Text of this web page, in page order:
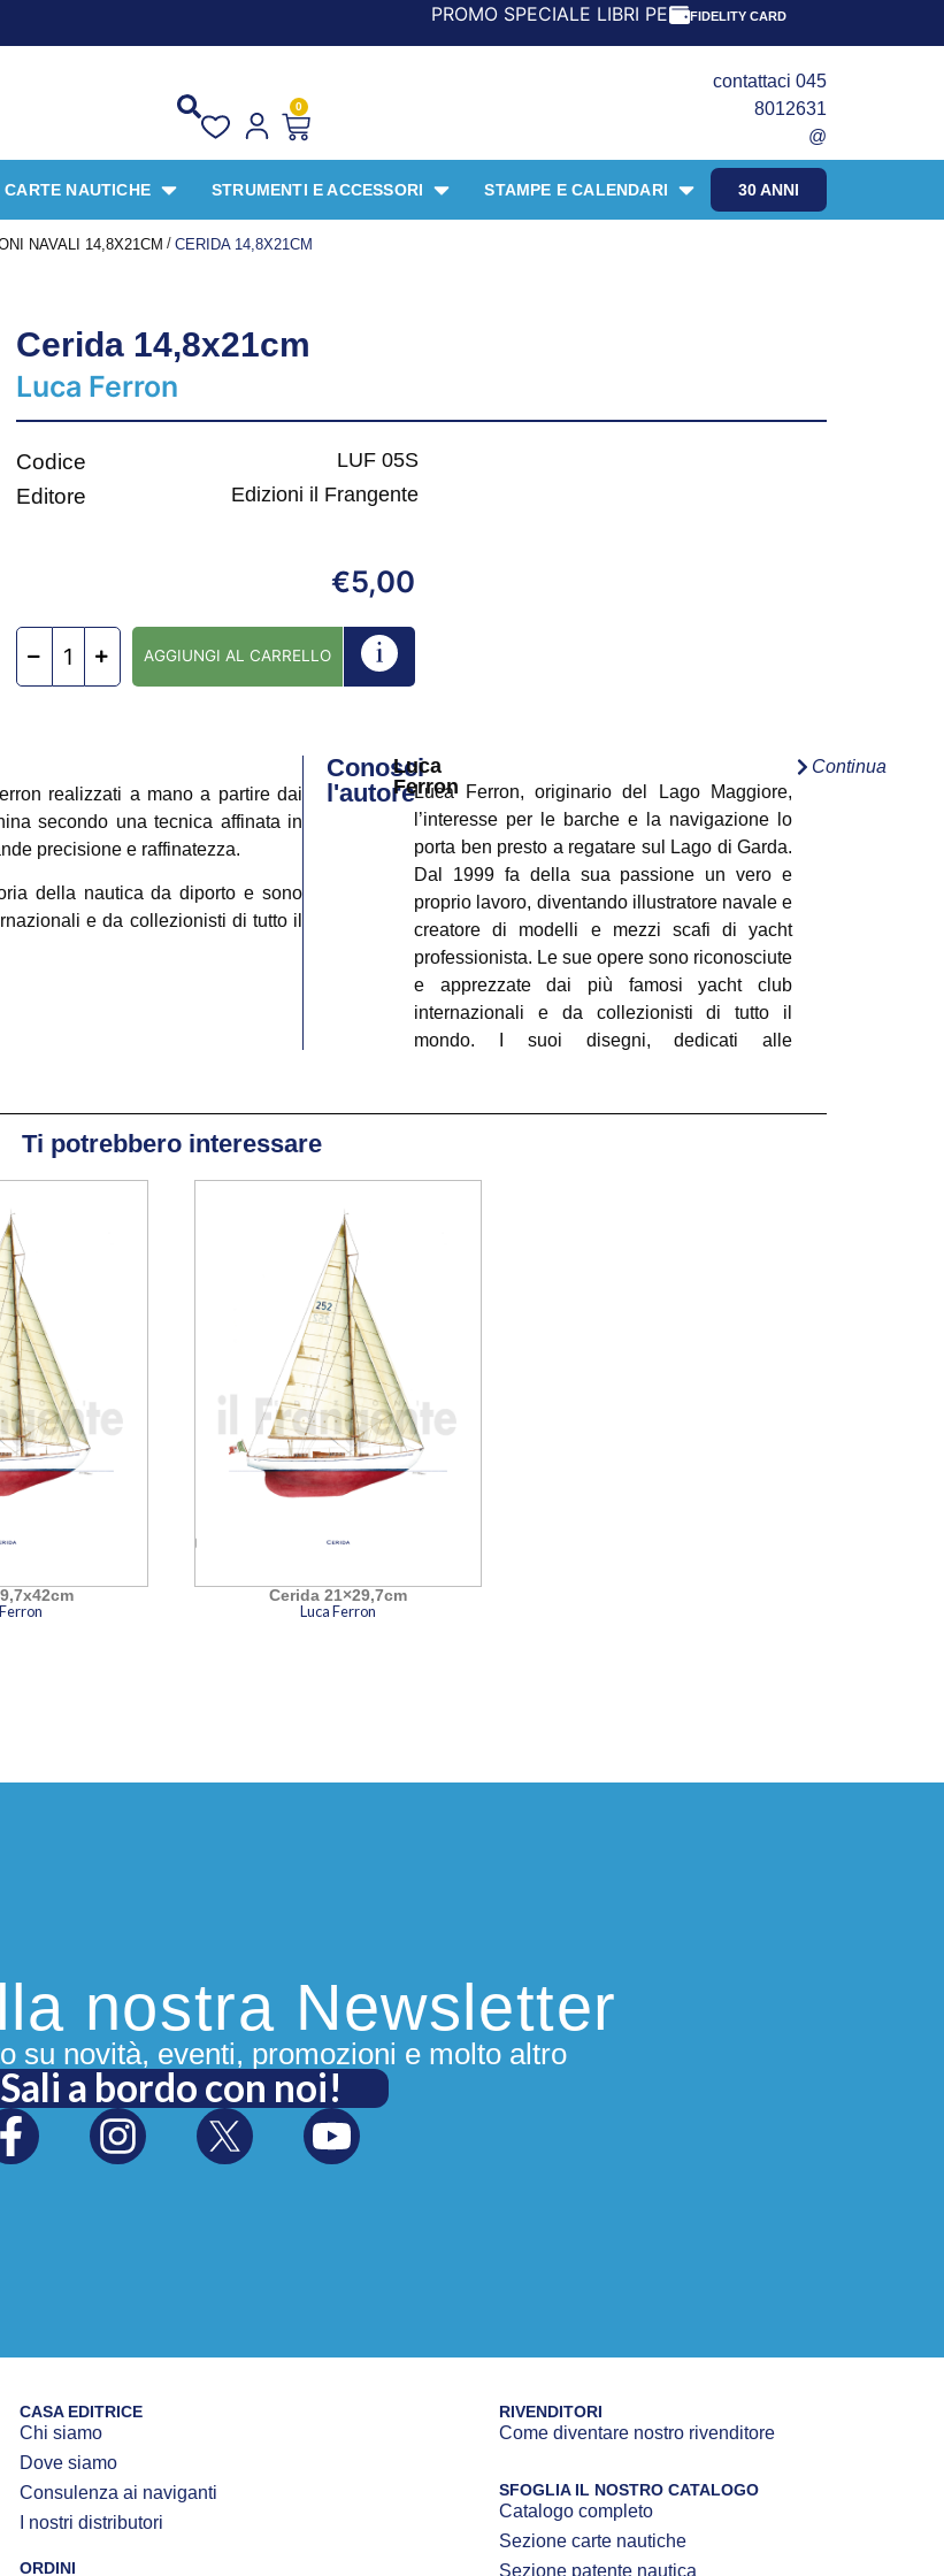
PROMO SPECIALE LIBRI PER I 30 ANNI DEL FRANGENTE! ***
FIDELITY CARD
0
contattaci 045
8012631
@
30 ANNI
CARTE NAUTICHE STRUMENTI E ACCESSORI STAMPE E CALENDARI
NAVALI 14,8X21CM / CERIDA 14,8X21CM
Cerida 14,8x21cm
Luca Ferron
Codice LUF 05S
Editore Edizioni il Frangente
€5,00
AGGIUNGI AL CARRELLO
realizzati a mano a partire dai
secondo una tecnica affinata in
precisione e raffinatezza.
della nautica da diporto e sono
e da collezionisti di tutto il
Conosci
l'autore
Luca
Ferron
Luca Ferron, originario del Lago Maggiore,
l’interesse per le barche e la navigazione lo
porta ben presto a regatare sul Lago di Garda.
Dal 1999 fa della sua passione un vero e
proprio lavoro, diventando illustratore navale e
creatore di modelli e mezzi scafi di yacht
professionista. Le sue opere sono riconosciute
e apprezzate dai più famosi yacht club
internazionali e da collezionisti di tutto il
mondo. I suoi disegni, dedicati alle
tecnica affinata in ventiquattro anni di
Continua
Ti potrebbero interessare
Cerida 21×29,7cm
Luca Ferron
nostra Newsletter
su novità, eventi, promozioni e molto altro
Sali a bordo con noi!
CASA EDITRICE
Chi siamo
Dove siamo
Consulenza ai naviganti
I nostri distributori
ORDINI
RIVENDITORI
Come diventare nostro rivenditore
SFOGLIA IL NOSTRO CATALOGO
Catalogo completo
Sezione carte nautiche
Sezione patente nautica